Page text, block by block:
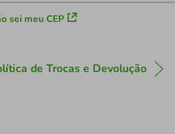
sei meu CEP
de Trocas e Devolução